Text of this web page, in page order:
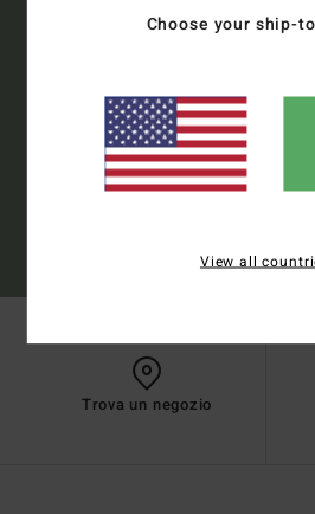
Registrarsi
disponibili nella mail di
Trova un negozio
Choose your ship-
View all